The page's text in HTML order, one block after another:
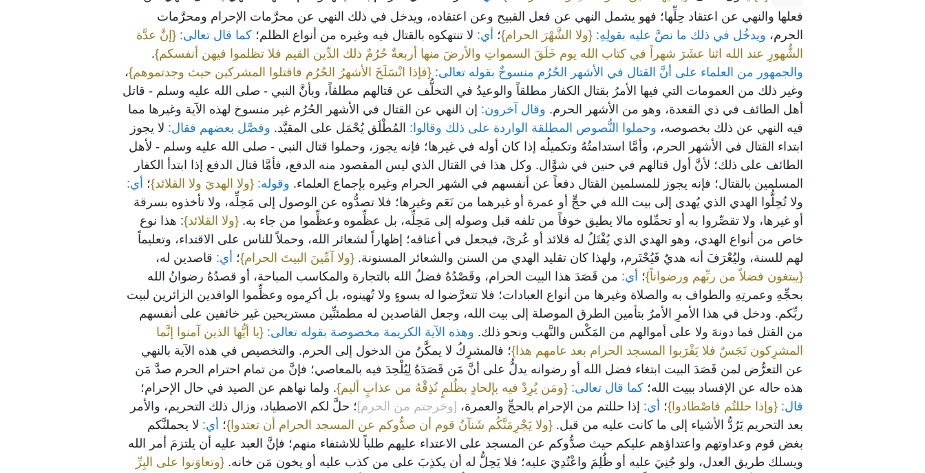
فعلها والنهي عن اعتقاد حِلِّها؛ فهو يشمل النهي عن فعل القبيح وعن اعتقاده، ويدخل في ذلك النهي عن محرَّمات الإحرام ومحرَّمات
الحرم، ويدخُل في ذلك ما نصَّ عليه بقولِهِ: {ولا الشَّهْرَ الحرام}؛ أي: لا تنتهكوه بالقتال فيه وغيره من أنواع الظلم؛ كما قال تعالى: {إنَّ عدَّة
الشُّهورِ عند الله اثنا عشَرَ شهراً في كتاب الله يوم خَلَقَ السمواتِ والأرضَ منها أربعةٌ حُرُمٌ ذلك الدِّين القيم فلا تظلموا فيهن أنفسكم}.
والجمهور من العلماء على أنَّ القتال في الأشهر الحُرُم منسوخٌ بقوله تعالى: {فإذا انْسَلَخَ الأشهرُ الحُرُم فاقتلوا المشركين حيث وجدتموهم}،
وغير ذلك من العمومات التي فيها الأمرُ بقتال الكفار مطلقاً والوعيدُ في التخلُّف عن قتالهم مطلقاً، وبأنَّ النبي - صلى الله عليه وسلم - قاتل
أهل الطائف في ذي القعدة، وهو من الأشهر الحرم. وقال آخرون: إن النهي عن القتال في الأشهر الحُرُم غير منسوخ لهذه الآية وغيرها مما
فيه النهي عن ذلك بخصوصه، وحملوا النُّصوص المطلقة الواردة على ذلك وقالوا: المُطْلَق يُحْمَل على المقيَّد. وفصَّل بعضهم فقال: لا يجوز
ابتداء القتال في الأشهر الحرم، وأمَّا استدامتُهُ وتكميلُه إذا كان أوله في غيرها؛ فإنه يجوز، وحملوا قتال النبي - صلى الله عليه وسلم - لأهل
الطائف على ذلك؛ لأنَّ أول قتالهم في حنين في شوَّال. وكل هذا في القتال الذي ليس المقصود منه الدفع، فأمَّا قتال الدفع إذا ابتدأ الكفار
المسلمين بالقتال؛ فإنه يجوز للمسلمين القتال دفعاً عن أنفسهم في الشهر الحرام وغيره بإجماع العلماء. وقوله: {ولا الهديَ ولا القلائد}؛ أي:
ولا تُحِلُّوا الهدي الذي يُهدى إلى بيت الله في حجٍّ أو عمرة أو غيرهما من نَعَم وغيرها؛ فلا تصدُّوه عن الوصول إلى مَحِلِّه، ولا تأخذوه بسرقة
أو غيرها، ولا تقصِّروا به أو تحمِّلوه مالا يطيق خوفاً من تلفه قبل وصوله إلى مَحِلِّه، بل عظِّموه وعظِّموا من جاء به. {ولا القلائد}: هذا نوع
خاص من أنواع الهدي، وهو الهدي الذي يُفْتَلُ له قلائد أو عُرىً، فيجعل في أعناقه؛ إظهاراً لشعائر الله، وحملاً للناس على الاقتداء، وتعليماً
لهم للسنة، وليُعْرَفَ أنه هديٌ فَيُحْتَرم، ولهذا كان تقليد الهدي من السنن والشعائر المسنونة. {ولا آمِّينَ البيتَ الحرام}؛ أي: قاصدين له،
{يبتغون فضلاً من ربِّهم ورضواناً}؛ أي: من قَصَدَ هذا البيت الحرام، وقَصْدُهُ فضلُ الله بالتجارة والمكاسب المباحة، أو قصدُهُ رضوانُ الله
بحجِّهِ وعمرتِهِ والطواف به والصلاة وغيرها من أنواع العبادات؛ فلا تتعرَّضوا له بسوءٍ ولا تُهينوه، بل أكرِموه وعظِّموا الوافدين الزائرين لبيت
ربِّكم. ودخل في هذا الأمرِ الأمرُ بتأمين الطرق الموصلة إلى بيت الله، وجعل القاصدين له مطمئنِّين مستريحين غير خائفين على أنفسهم
من القتل فما دونهَ ولا على أموالهم من المَكْس والنَّهب ونحو ذلك. وهذه الآية الكريمة مخصوصة بقوله تعالى: {يا أيُّها الذين آمنوا إنَّما
المشرِكون نَجَسٌ فلا يَقْرَبوا المسجد الحرام بعد عامهم هذا}؛ فالمشرِكُ لا يمكَّنُ من الدخول إلى الحرم. والتخصيص في هذه الآية بالنهي
عن التعرُّض لمن قَصَدَ البيت ابتغاء فضل الله أو رضوانه يدلُّ على أنَّ مَن قَصَدَهُ لِيُلْحِدَ فيه بالمعاصي؛ فإنَّ من تمام احترام الحرم صدَّ مَن
هذه حاله عن الإفساد ببيت الله؛ كما قال تعالى: {ومَن يُرِدْ فيه بإلحادٍ بظُلمٍ نُذِقْهُ من عذابٍ أليم}. ولما نهاهم عن الصيد في حال الإحرام؛
قال: {وإذا حللتُم فاصْطادوا}؛ أي: إذا حللتم من الإحرام بالحجِّ والعمرة، [وخرجتم من الحرم] ؛ حلَّ لكم الاصطياد، وزال ذلك التحريم، والأمر
بعد التحريم يَرُدُّ الأشياء إلى ما كانت عليه من قبل. {ولا يَجْرِمَنَّكُم شَنآنُ قوم أن صدُّوكم عن المسجد الحرام أن تعتدوا}؛ أي: لا يحملنَّكم
بغض قوم وعداوتهم واعتداؤهم عليكم حيث صدُّوكم عن المسجد على الاعتداء عليهم طلباً للاشتفاء منهم؛ فإنَّ العبد عليه أن يلتزمَ أمر الله
ويسلك طريق العدل، ولو جُنِيَ عليه أو ظُلِمَ واعْتُدِيَ عليه؛ فلا يَحِلُّ له أن يكذِبَ على من كذب عليه أو يخون مَن خانه. {وتعاوَنوا على البِرِّ